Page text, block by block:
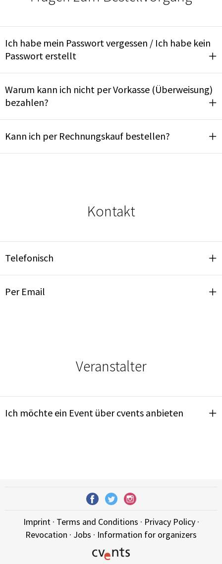
Ich habe mein Passwort vergessen / Ich habe kein
Passwort erstellt
Warum kann ich nicht per Vorkasse (Überweisung)
bezahlen?
Kann ich per Rechnungskauf bestellen?
Kontakt
Telefonisch
Per Email
Veranstalter
Ich möchte ein Event über cvents anbieten
Imprint· Terms and Conditions · Privacy Policy·
Revocation · Jobs · Information for organizers